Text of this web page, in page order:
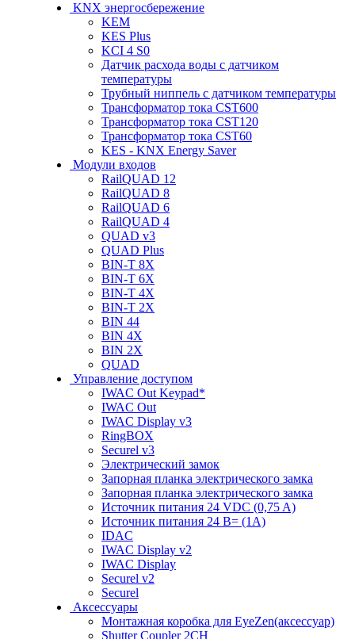
KNX энергосбережение
KEM
KES Plus
KCI 4 S0
Датчик расхода воды с датчиком
температуры
Трубный ниппель с датчиком температуры
Трансформатор тока CST600
Трансформатор тока CST120
Трансформатор тока CST60
KES - KNX Energy Saver
Модули входов
RailQUAD 12
RailQUAD 8
RailQUAD 6
RailQUAD 4
QUAD v3
QUAD Plus
BIN-T 8X
BIN-T 6X
BIN-T 4X
BIN-T 2X
BIN 44
BIN 4X
BIN 2X
QUAD
Управление доступом
IWAC Out Keypad*
IWAC Out
IWAC Display v3
RingBOX
Securel v3
Электрический замок
Запорная планка электрического замка
Запорная планка электрического замка
Источник питания 24 VDC (0,75 A)
Источник питания 24 В= (1A)
IDAC
IWAC Display v2
IWAC Display
Securel v2
Securel
Аксессуары
Монтажная коробка для EyeZen(аксессуар)
Shutter Coupler 2CH